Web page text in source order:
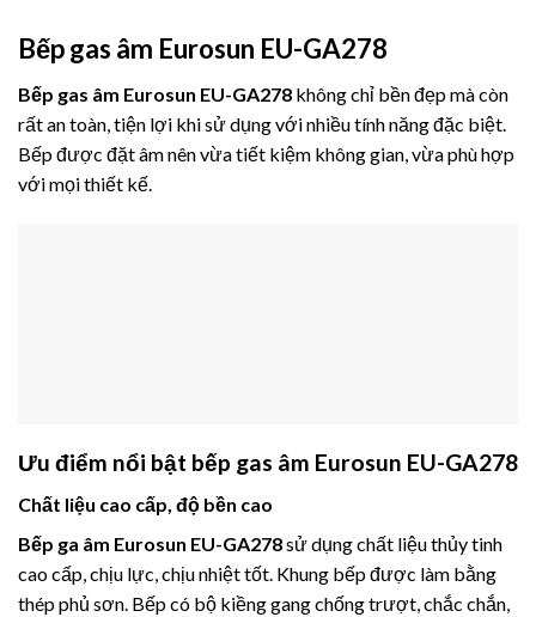
Bếp gas âm Eurosun EU-GA278
Bếp gas âm Eurosun EU-GA278 không chỉ bền đẹp mà còn
rất an toàn, tiện lợi khi sử dụng với nhiều tính năng đặc biệt.
Bếp được đặt âm nên vừa tiết kiệm không gian, vừa phù hợp
với mọi thiết kế.
Ưu điểm nổi bật bếp gas âm Eurosun EU-GA278
Chất liệu cao cấp, độ bền cao
Bếp ga âm Eurosun EU-GA278sử dụng chất liệu thủy tinh
cao cấp, chịu lực, chịu nhiệt tốt. Khung bếp được làm bằng
thép phủ sơn. Bếp có bộ kiềng gang chống trượt, chắc chắn,